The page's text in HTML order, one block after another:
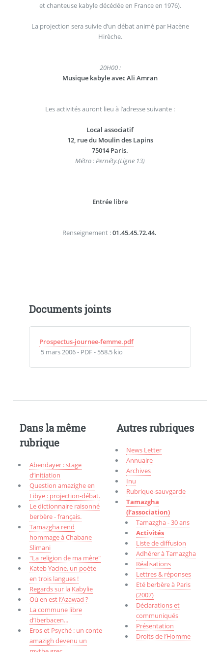
et chanteuse kabyle décédée en France en 1976).
La projection sera suivie d’un débat animé par Hacène
Hirèche.
20H00 :
Musique kabyle avec Ali Amran
Les activités auront lieu à l’adresse suivante :
Local associatif
12, rue du Moulin des Lapins
75014 Paris.
Métro : Pernéty.(Ligne 13)
Entrée libre
Renseignement :01.45.45.72.44.
Documents joints
Prospectus-journee-femme.pdf
5 mars 2006- PDF- 558.5 kio
Dans la même
rubrique
Abendayer : stage
d’initiation
Question amazighe en
Libye : projection-débat.
Le dictionnaire raisonné
berbère - français.
Tamazgha rend
hommage à Chabane
Slimani
"La religion de ma mère"
Kateb Yacine, un poète
en trois langues !
Regards sur la Kabylie
Où en est l’Azawad ?
La commune libre
d’Iberbacen...
Eros et Psyché : un conte
amazigh devenu un
Autres rubriques
News Letter
Annuaire
Archives
Inu
Rubrique-sauvgarde
Tamazgha
(l’association)
Tamazgha - 30 ans
Activités
Liste de diffusion
Adhérer à Tamazgha
Réalisations
Lettres & réponses
Eté berbère à Paris
(2007)
Déclarations et
communiqués
Présentation
Droits de l’Homme